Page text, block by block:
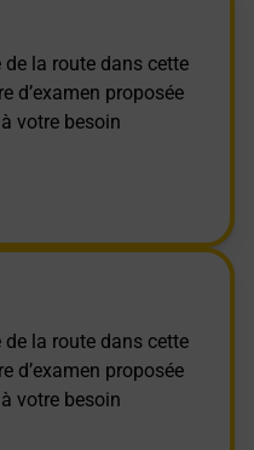
la route dans cette
d’examen proposée
votre besoin
la route dans cette
d’examen proposée
votre besoin